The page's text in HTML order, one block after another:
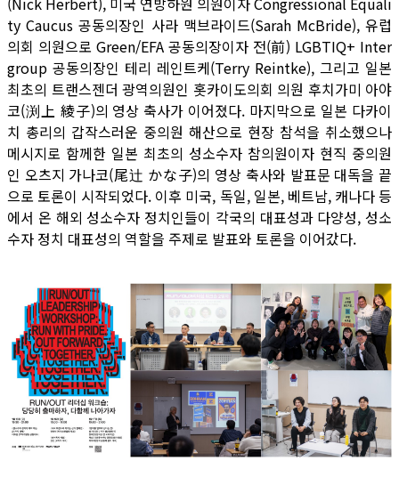
ty Caucus 공동의장인 사라 맥브라이드(Sarah McBride), 유럽
의회 의원으로 Green/EFA 공동의장이자 전(前) LGBTIQ+ Inter
group 공동의장인 테리 레인트케(Terry Reintke), 그리고 일본
최초의 트랜스젠더 광역의원인 홋카이도의회 의원 후치가미 아야
코(渕上 綾子)의 영상 축사가 이어졌다. 마지막으로 일본 다카이
치 총리의 갑작스러운 중의원 해산으로 현장 참석을 취소했으나
메시지로 함께한 일본 최초의 성소수자 참의원이자 현직 중의원
인 오츠지 가나코(尾辻 かな子)의 영상 축사와 발표문 대독을 끝
으로 토론이 시작되었다. 이후 미국, 독일, 일본, 베트남, 캐나다 등
에서 온 해외 성소수자 정치인들이 각국의 대표성과 다양성, 성소
수자 정치 대표성의 역할을 주제로 발표와 토론을 이어갔다.